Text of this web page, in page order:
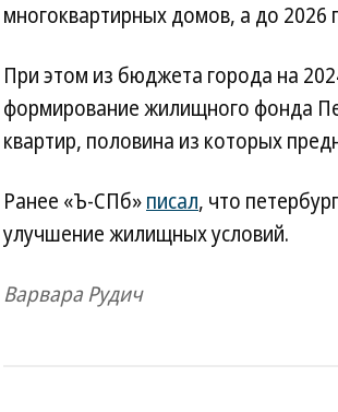
многоквартирных домов, а до 2026
При этом из бюджета города на
формирование жилищного фонда
квартир, половина из которых
Ранее «Ъ-СПб»писал, что
улучшение жилищных условий.
Варвара Рудич